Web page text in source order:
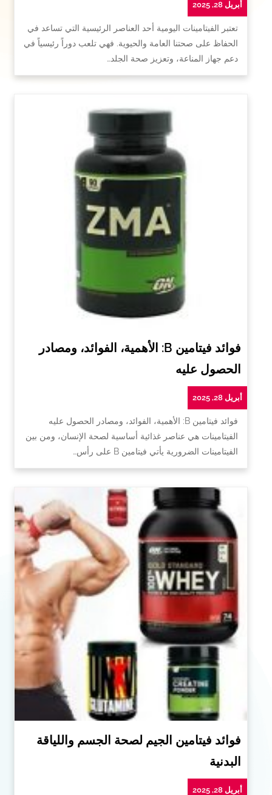
أبريل 28, 2025
تعتبر الفيتامينات اليومية أحد العناصر الرئيسية التي تساعد في
الحفاظ على صحتنا العامة والحيوية. فهي تلعب دوراً رئيسياً في
دعم جهاز المناعة، وتعزيز صحة الجلد…
فوائد فيتامين B: الأهمية، الفوائد، ومصادر
الحصول عليه
أبريل 28, 2025
فوائد فيتامين B: الأهمية، الفوائد، ومصادر الحصول عليه
الفيتامينات هي عناصر غذائية أساسية لصحة الإنسان، ومن بين
الفيتامينات الضرورية يأتي فيتامين B على رأس…
فوائد فيتامين الجيم لصحة الجسم واللياقة
البدنية
أبريل 28, 2025